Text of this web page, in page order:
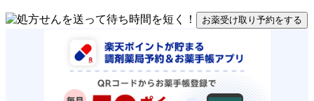
お薬受け取り予約をする